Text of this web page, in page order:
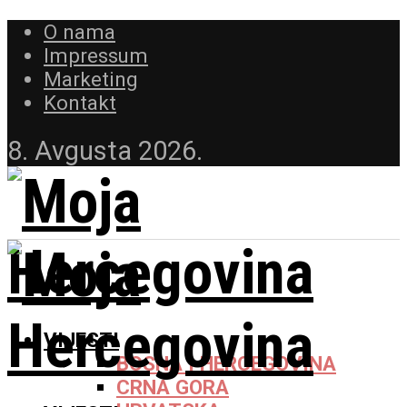
O nama
Impressum
Marketing
Kontakt
8. Avgusta 2026.
VIJESTI
BOSNA I HERCEGOVINA
CRNA GORA